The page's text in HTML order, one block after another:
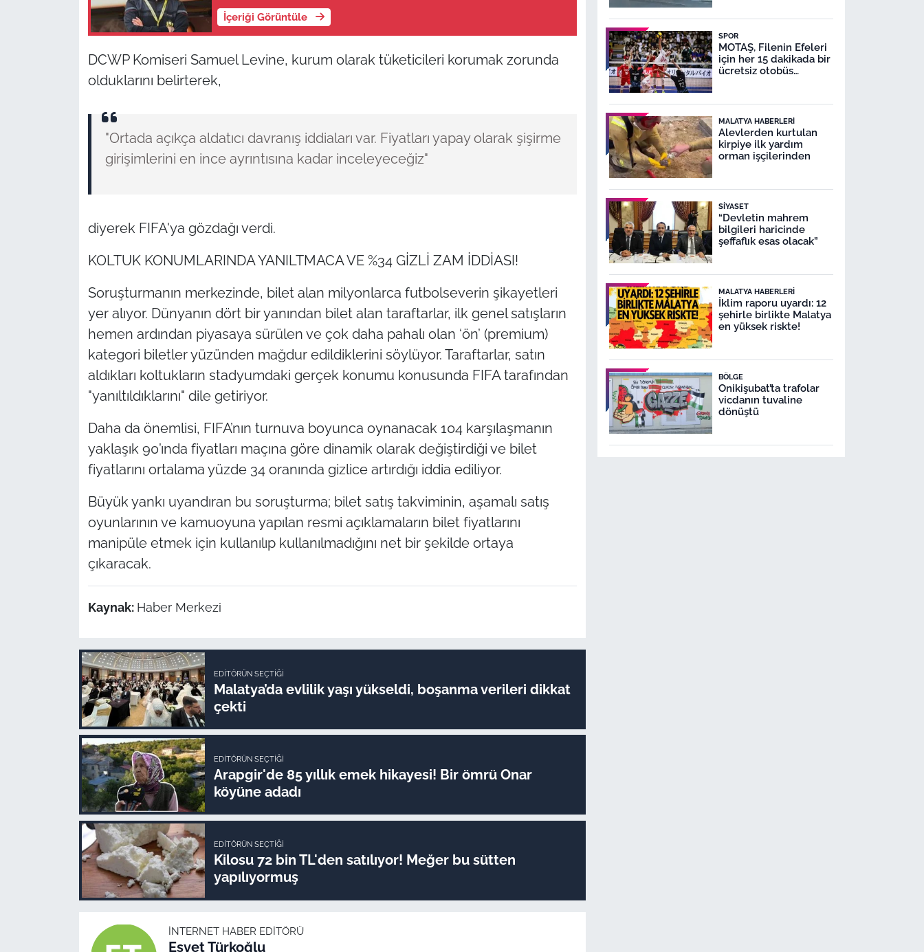
İçeriği Görüntüle
DCWP Komiseri Samuel Levine, kurum olarak tüketicileri korumak zorunda
olduklarını belirterek,
"Ortada açıkça aldatıcı davranış iddiaları var. Fiyatları yapay olarak şişirme
girişimlerini en ince ayrıntısına kadar inceleyeceğiz"
diyerek FIFA'ya gözdağı verdi.
KOLTUK KONUMLARINDA YANILTMACA VE %34 GİZLİ ZAM İDDİASI!
Soruşturmanın merkezinde, bilet alan milyonlarca futbolseverin şikayetleri
yer alıyor. Dünyanın dört bir yanından bilet alan taraftarlar, ilk genel satışların
hemen ardından piyasaya sürülen ve çok daha pahalı olan ‘ön’ (premium)
kategori biletler yüzünden mağdur edildiklerini söylüyor. Taraftarlar, satın
aldıkları koltukların stadyumdaki gerçek konumu konusunda FIFA tarafından
"yanıltıldıklarını" dile getiriyor.
Daha da önemlisi, FIFA’nın turnuva boyunca oynanacak 104 karşılaşmanın
yaklaşık 90’ında fiyatları maçına göre dinamik olarak değiştirdiği ve bilet
fiyatlarını ortalama yüzde 34 oranında gizlice artırdığı iddia ediliyor.
Büyük yankı uyandıran bu soruşturma; bilet satış takviminin, aşamalı satış
oyunlarının ve kamuoyuna yapılan resmi açıklamaların bilet fiyatlarını
manipüle etmek için kullanılıp kullanılmadığını net bir şekilde ortaya
çıkaracak.
Kaynak: Haber Merkezi
EDITÖRÜN SEÇTIĞI
Malatya’da evlilik yaşı yükseldi, boşanma verileri dikkat
çekti
EDITÖRÜN SEÇTIĞI
Arapgir'de 85 yıllık emek hikayesi! Bir ömrü Onar
köyüne adadı
EDITÖRÜN SEÇTIĞI
Kilosu 72 bin TL'den satılıyor! Meğer bu sütten
yapılıyormuş
İNTERNET HABER EDITÖRÜ
Esvet Türkoğlu
SPOR
MOTAŞ, Filenin Efeleri
için her 15 dakikada bir
ücretsiz otobüs
MALATYA HABERLERI
Alevlerden kurtulan
kirpiye ilk yardım
orman işçilerinden
SIYASET
“Devletin mahrem
bilgileri haricinde
şeffaflık esas olacak”
MALATYA HABERLERI
İklim raporu uyardı: 12
şehirle birlikte Malatya
en yüksek riskte!
BÖLGE
Onikişubat’ta trafolar
vicdanın tuvaline
dönüştü